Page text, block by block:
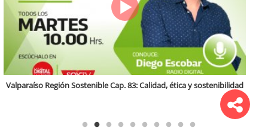
Antofagasta Región Sostenible Cap.2: Educación ambiental y formación